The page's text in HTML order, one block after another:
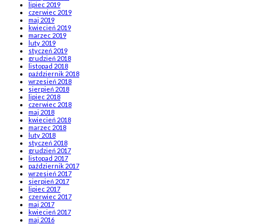
lipiec 2019
czerwiec 2019
maj 2019
kwiecień 2019
marzec 2019
luty 2019
styczeń 2019
grudzień 2018
listopad 2018
październik 2018
wrzesień 2018
sierpień 2018
lipiec 2018
czerwiec 2018
maj 2018
kwiecień 2018
marzec 2018
luty 2018
styczeń 2018
grudzień 2017
listopad 2017
październik 2017
wrzesień 2017
sierpień 2017
lipiec 2017
czerwiec 2017
maj 2017
kwiecień 2017
maj 2016